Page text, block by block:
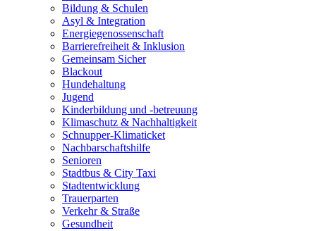
Bildung & Schulen
Asyl & Integration
Energiegenossenschaft
Barrierefreiheit & Inklusion
Gemeinsam Sicher
Blackout
Hundehaltung
Jugend
Kinderbildung und -betreuung
Klimaschutz & Nachhaltigkeit
Schnupper-Klimaticket
Nachbarschaftshilfe
Senioren
Stadtbus & City Taxi
Stadtentwicklung
Trauerparten
Verkehr & Straße
Gesundheit